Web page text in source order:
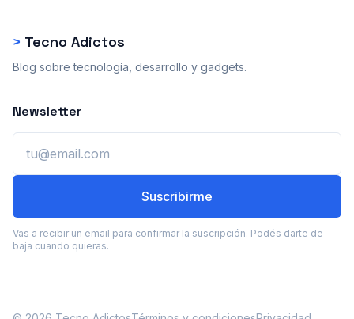
> Tecno Adictos
Blog sobre tecnología, desarrollo y gadgets.
Newsletter
Suscribirme
Vas a recibir un email para confirmar la suscripción. Podés darte de
baja cuando quieras.